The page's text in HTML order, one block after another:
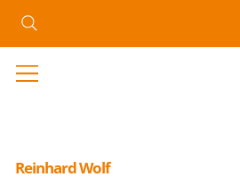
Reinhard Wolf